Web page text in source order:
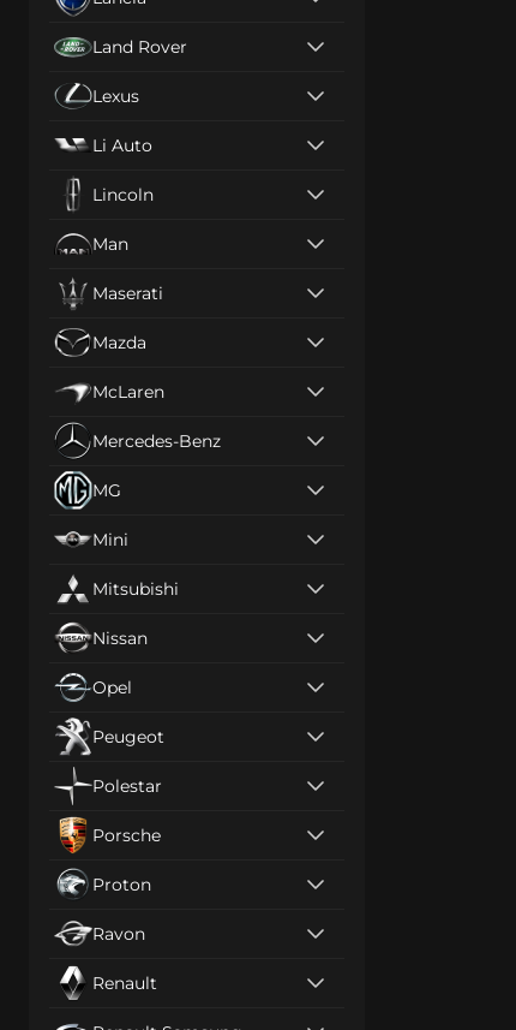
Land Rover
Lexus
Li Auto
Lincoln
Man
Maserati
Mazda
McLaren
Mercedes-Benz
MG
Mini
Mitsubishi
Nissan
Opel
Peugeot
Polestar
Porsche
Proton
Ravon
Renault